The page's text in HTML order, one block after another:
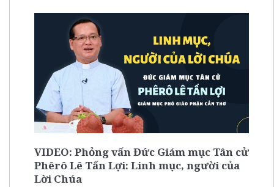
VIDEO: Phỏng vấn Đức Giám mục Tân cử
Phêrô Lê Tấn Lợi: Linh mục, người của
Lời Chúa